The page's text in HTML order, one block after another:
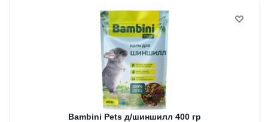
Bambini Pets д/шиншилл 400 гр